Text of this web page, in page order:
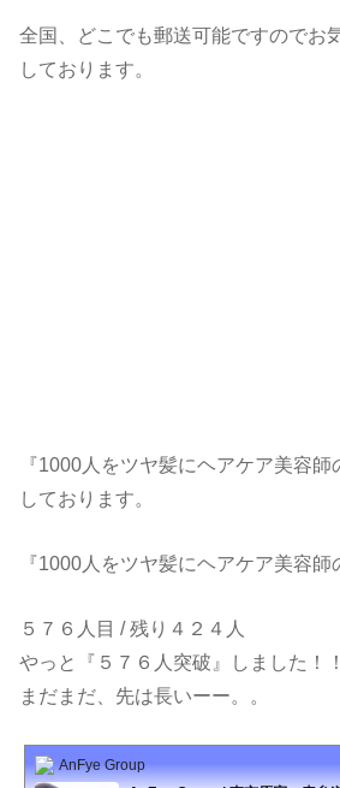
全国、どこでも郵送可能ですのでお
しております。
『1000人をツヤ髪にヘアケア美容
しております。
『1000人をツヤ髪にヘアケア美容師
５７６人目 / 残り４２４人
やっと『５７６人突破』しました！！
まだまだ、先は長いーー。。
AnFye Group